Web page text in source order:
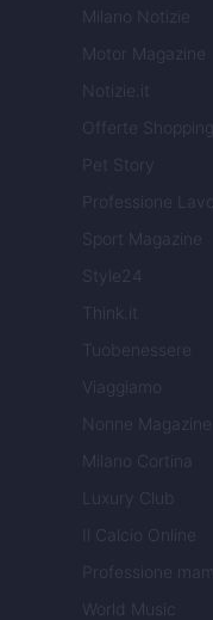
Milano Notizie
Motor Magazine
Notizie.it
Offerte Shopping
Pet Story
Professione
Sport Magazine
Style24
Think.it
Tuobenessere
Viaggiamo
Nonne Magazine
Milano Cortina
Luxury Club
Il Calcio Online
Professione
World Music